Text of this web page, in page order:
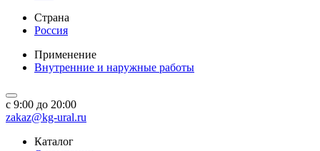
Страна
Россия
Применение
Внутренние и наружные работы
c 9:00 до 20:00
zakaz@kg-ural.ru
Каталог